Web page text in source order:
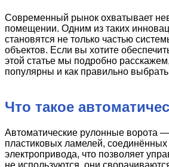
Современный рынок охватывает
помещении. Одним из таких
становятся не только частью
объектов. Если вы хотите
этой статье мы подробно
популярны и как правильно выбрать
Что такое
Автоматические рулонные ворота —
пластиковых ламелей,
электропривода, что позволяет
не используются, они